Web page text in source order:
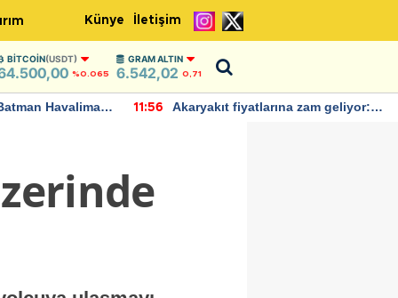
Künye İletişim
BITCOIN(USDT)
%0.065
GRAM ALTIN
6.542,02 0,71
Havalimanı
11:56
Akaryakıt fiyatlarına zam geliyor: